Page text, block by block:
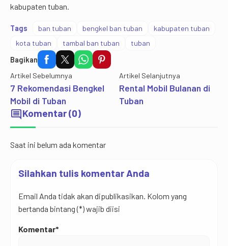
kabupaten tuban.
Tags ban tuban bengkel ban tuban
kabupaten tuban
kota tuban
tambal ban tuban
tuban
Bagikan
Artikel Sebelumnya
7 Rekomendasi Bengkel
Mobil di Tuban
Artikel Selanjutnya
Rental Mobil Bulanan di
Tuban
commentKomentar (0)
Saat ini belum ada komentar
Silahkan tulis komentar Anda
Email Anda tidak akan dipublikasikan. Kolom yang
bertanda bintang (*) wajib diisi
Komentar*